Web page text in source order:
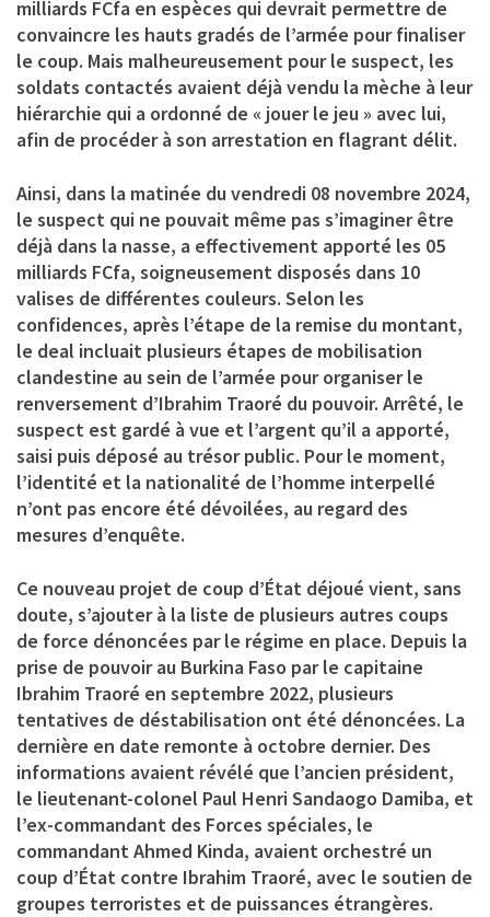
milliards FCfa en espèces qui devrait permettre de
convaincre les hauts gradés de l’armée pour finaliser
le coup. Mais malheureusement pour le suspect, les
soldats contactés avaient déjà vendu la mèche à leur
hiérarchie qui a ordonné de « jouer le jeu » avec lui,
afin de procéder à son arrestation en flagrant délit.
Ainsi, dans la matinée du vendredi 08 novembre 2024,
le suspect qui ne pouvait même pas s’imaginer être
déjà dans la nasse, a effectivement apporté les 05
milliards FCfa, soigneusement disposés dans 10
valises de différentes couleurs. Selon les
confidences, après l’étape de la remise du montant,
le deal incluait plusieurs étapes de mobilisation
clandestine au sein de l’armée pour organiser le
renversement d’Ibrahim Traoré du pouvoir. Arrêté, le
suspect est gardé à vue et l’argent qu’il a apporté,
saisi puis déposé au trésor public. Pour le moment,
l’identité et la nationalité de l’homme interpellé
n’ont pas encore été dévoilées, au regard des
mesures d’enquête.
Ce nouveau projet de coup d’État déjoué vient, sans
doute, s’ajouter à la liste de plusieurs autres coups
de force dénoncées par le régime en place. Depuis la
prise de pouvoir au Burkina Faso par le capitaine
Ibrahim Traoré en septembre 2022, plusieurs
tentatives de déstabilisation ont été dénoncées. La
dernière en date remonte à octobre dernier. Des
informations avaient révélé que l’ancien président,
le lieutenant-colonel Paul Henri Sandaogo Damiba, et
l’ex-commandant des Forces spéciales, le
commandant Ahmed Kinda, avaient orchestré un
coup d’État contre Ibrahim Traoré, avec le soutien de
groupes terroristes et de puissances étrangères.